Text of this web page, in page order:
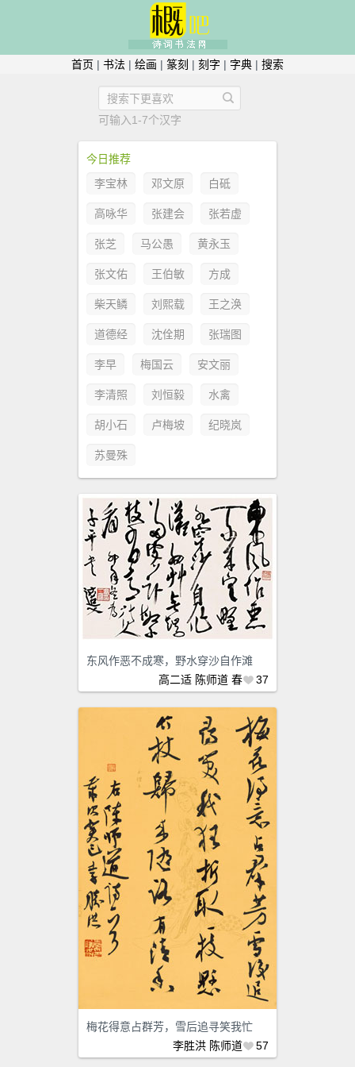
首页 | 书法 | 绘画 | 篆刻 | 刻字 | 字典 | 搜索
可输入1-7个汉字
今日推荐
李宝林
邓文原 白砥
高咏华 张建会 张若虚
张芝 马公愚 黄永玉
张文佑 王伯敏 方成
柴天鳞 刘熙载 王之涣
道德经 沈佺期 张瑞图
李早 梅国云 安文丽
李清照 刘恒毅 水禽
胡小石 卢梅坡 纪晓岚
苏曼殊
东风作恶不成寒，野水穿沙自作滩
高二适 陈师道 春 37
梅花得意占群芳，雪后追寻笑我忙
李胜洪 陈师道 57